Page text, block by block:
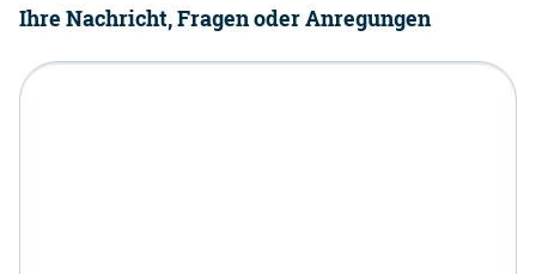
Ihre Nachricht, Fragen oder Anregungen